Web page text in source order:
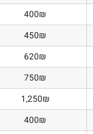
400₪
450₪
620₪
750₪
1,250₪
400₪